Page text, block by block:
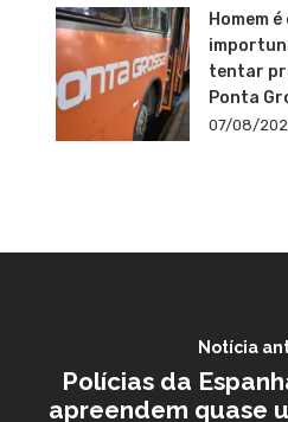
Homem
tentar
Ponta
07/08/
Notícia
Polícias da
apreendem quase